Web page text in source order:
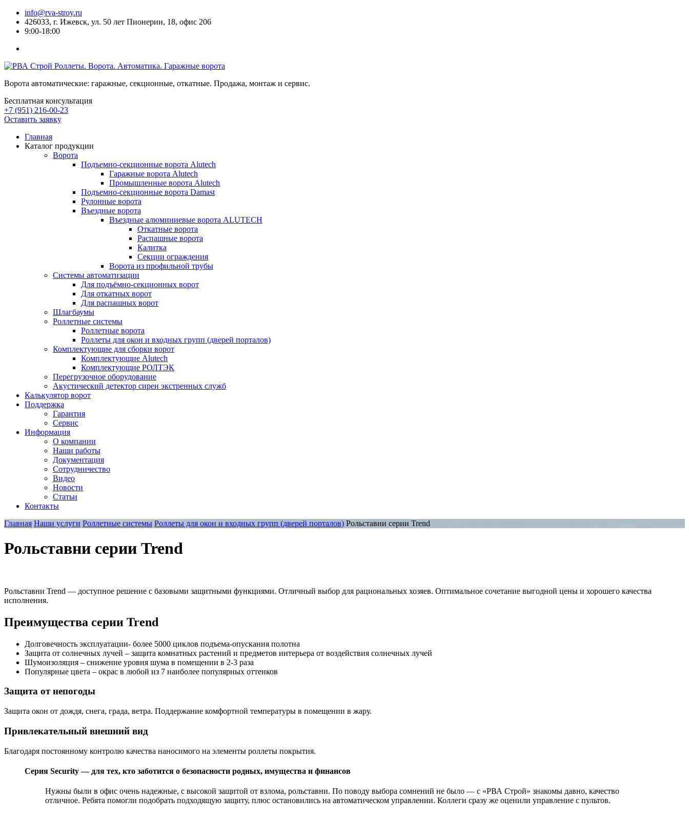
info@rva-stroy.ru
426033, г. Ижевск, ул. 50 лет Пионерии, 18, офис 206
9:00-18:00
Роллеты. Ворота. Автоматика. Гаражные ворота
Ворота автоматические: гаражные, секционные, откатные. Продажа, монтаж и сервис.
Бесплатная консультация
+7 (951) 216-00-23
Оставить заявку
Главная
Каталог продукции
Ворота
Подъемно-секционные ворота Alutech
Гаражные ворота Alutech
Промышленные ворота Alutech
Подъемно-секционные ворота Damast
Рулонные ворота
Въездные ворота
Въездные алюминиевые ворота ALUTECH
Откатные ворота
Распашные ворота
Калитка
Секции ограждения
Ворота из профильной трубы
Системы автоматизации
Для подъёмно-секционных ворот
Для откатных ворот
Для распашных ворот
Шлагбаумы
Роллетные системы
Роллетные ворота
Роллеты для окон и входных групп (дверей порталов)
Комплектующие для сборки ворот
Комплектующие Alutech
Комплектующие РОЛТЭК
Перегрузочное оборудование
Акустический детектор сирен экстренных служб
Калькулятор ворот
Поддержка
Гарантия
Сервис
Информация
О компании
Наши работы
Документация
Сотрудничество
Видео
Новости
Статьи
Контакты
Главная Наши услуги Роллетные системы Роллеты для окон и входных групп (дверей порталов) Рольставни серии Trend
Рольставни серии Trend
Рольставни Trend — доступное решение с базовыми защитными функциями. Отличный выбор для рациональных хозяев. Оптимальное сочетание выгодной цены и хорошего качества
исполнения.
Преимущества серии Trend
Долговечность эксплуатации- более 5000 циклов подъема-опускания полотна
Защита от солнечных лучей – защита комнатных растений и предметов интерьера от воздействия солнечных лучей
Шумоизоляция – снижение уровня шума в помещении в 2-3 раза
Популярные цвета – окрас в любой из 7 наиболее популярных оттенков
Защита от непогоды
Защита окон от дождя, снега, града, ветра. Поддержание комфортной температуры в помещении в жару.
Привлекательный внешний вид
Благодаря постоянному контролю качества наносимого на элементы роллеты покрытия.
Серия Security — для тех, кто заботится о безопасности родных, имущества и финансов
Нужны были в офис очень надежные, с высокой защитой от взлома, рольставни. По поводу выбора сомнений не было — с «РВА Строй» знакомы давно, качество
отличное. Ребята помогли подобрать подходящую защиту, плюс остановились на автоматическом управлении. Коллеги сразу же оценили управление с пультов.